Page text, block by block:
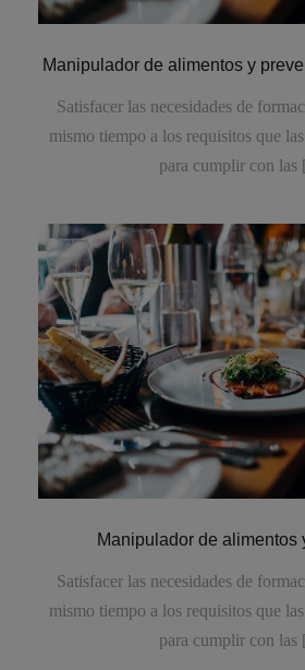
Manipulador de alimentos y
Satisfacer las necesidades de
mismo tiempo a los requisitos que
para cumplir con
Manipulador de alimentos
Satisfacer las necesidades de
mismo tiempo a los requisitos que
para cumplir con